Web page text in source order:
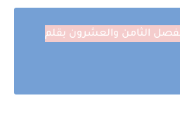
الثامن والعشرون بقلم